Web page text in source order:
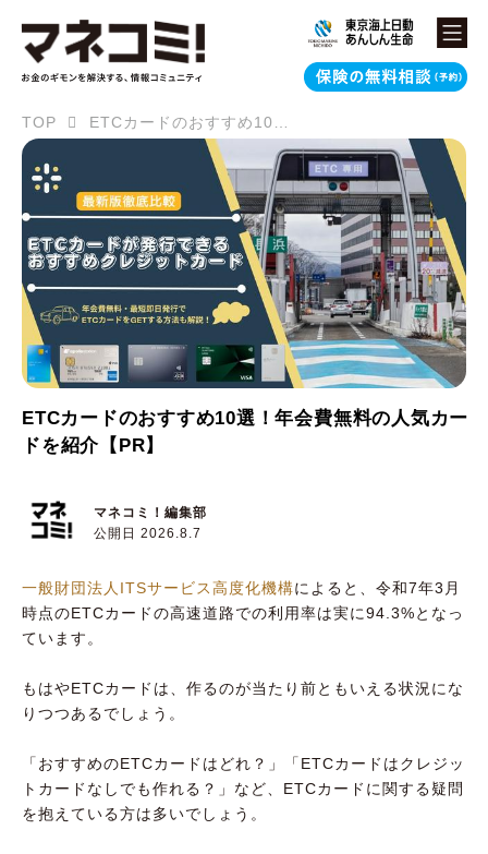
TOP ETCカードのおすすめ10選！年会費無料の人気カードを紹介【PR】
ETCカードのおすすめ10選！年会費無料の人気カー
ドを紹介【PR】
公開日 2026.8.7
マネコミ！編集部
一般財団法人ITSサービス高度化機構によると、令和7年3月
時点のETCカードの高速道路での利用率は実に94.3%となっ
ています。
もはやETCカードは、作るのが当たり前ともいえる状況にな
りつつあるでしょう。
「おすすめのETCカードはどれ？」「ETCカードはクレジッ
トカードなしでも作れる？」など、ETCカードに関する疑問
を抱えている方は多いでしょう。